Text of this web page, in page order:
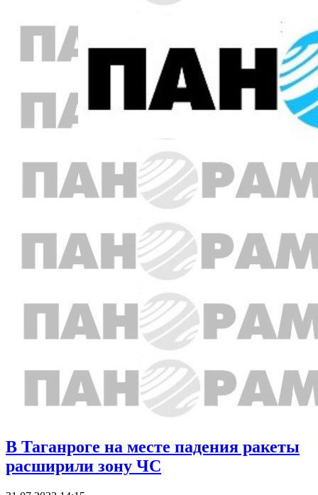
В Таганроге на месте падения ракеты
расширили зону ЧС